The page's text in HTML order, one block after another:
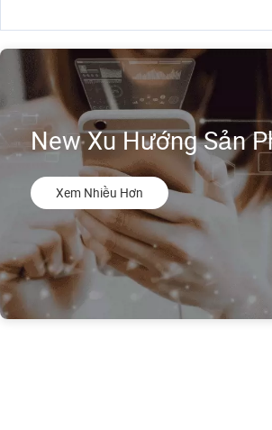
New Xu Hướng Sản
Xem Nhiều Hơn